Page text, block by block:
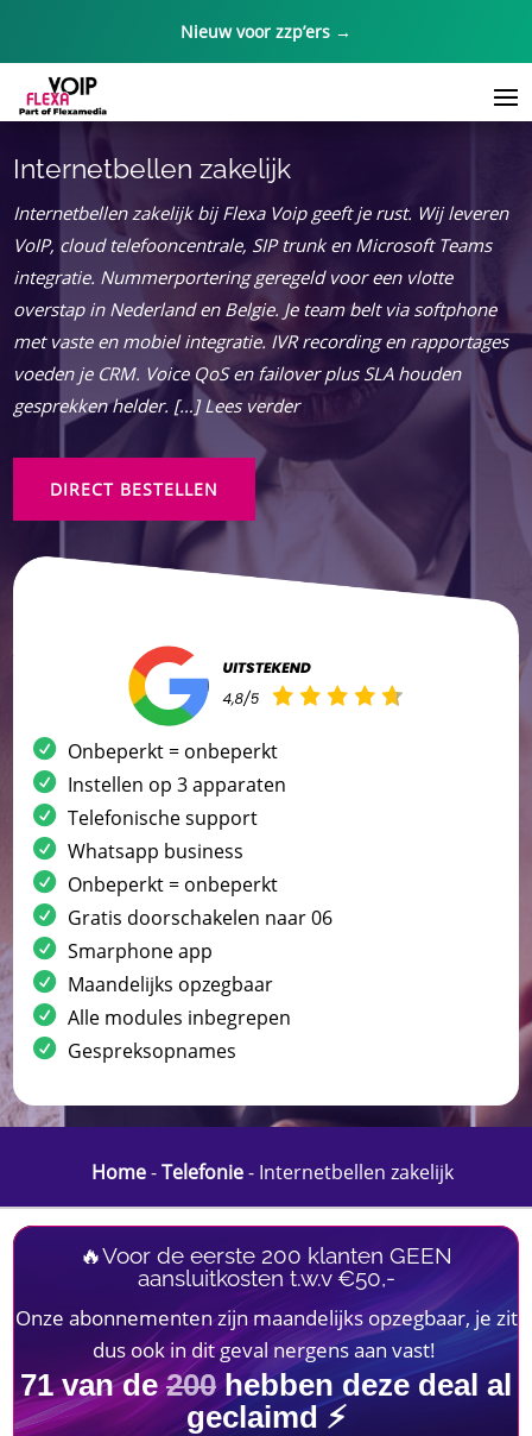
Nieuw voor zzp’ers →
Internetbellen zakelijk
Internetbellen zakelijk bij Flexa Voip geeft je rust. Wij leveren
VoIP, cloud telefooncentrale, SIP trunk en Microsoft Teams
integratie. Nummerportering geregeld voor een vlotte
overstap in Nederland en Belgie. Je team belt via softphone
met vaste en mobiel integratie. IVR recording en rapportages
voeden je CRM. Voice QoS en failover plus SLA houden
gesprekken helder. […] Lees verder
DIRECT BESTELLEN
Onbeperkt = onbeperkt
Instellen op 3 apparaten
Telefonische support
Whatsapp business
Onbeperkt = onbeperkt
Gratis doorschakelen naar 06
Smarphone app
Maandelijks opzegbaar
Alle modules inbegrepen
Gespreksopnames
Home-Telefonie- Internetbellen zakelijk
🔥Voor de eerste 200 klanten GEEN
aansluitkosten t.w.v €50,-
Onze abonnementen zijn maandelijks opzegbaar, je zit
dus ook in dit geval nergens aan vast!
71van de200hebben deze deal al
geclaimd ⚡